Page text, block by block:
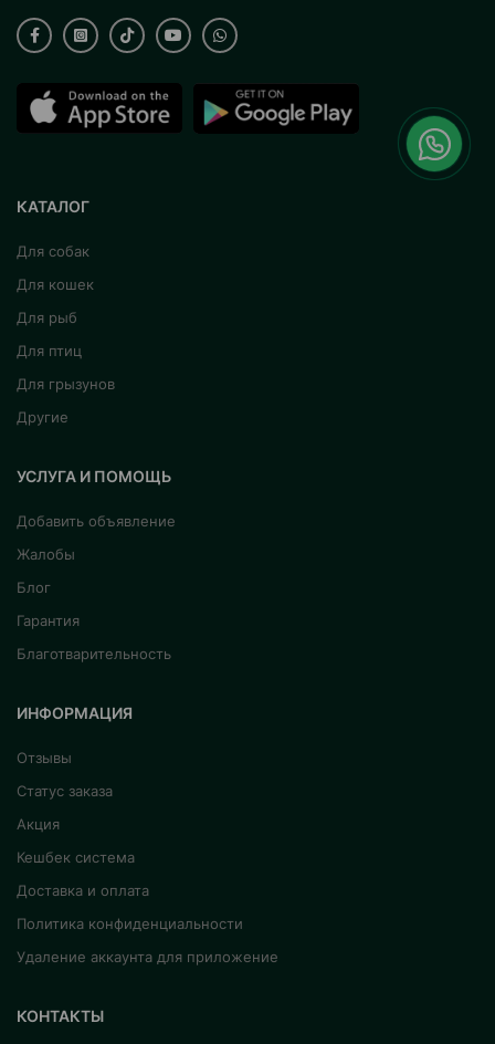
КАТАЛОГ
Для собак
Для кошек
Для рыб
Для птиц
Для грызунов
Другие
УСЛУГА И ПОМОЩЬ
Добавить объявление
Жалобы
Блог
Гарантия
Благотварительность
ИНФОРМАЦИЯ
Отзывы
Статус заказа
Акция
Кешбек система
Доставка и оплата
Политика конфиденциальности
Удаление аккаунта для приложение
КОНТАКТЫ